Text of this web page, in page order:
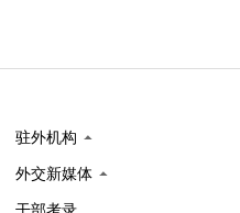
驻外机构
外交新媒体
干部考录